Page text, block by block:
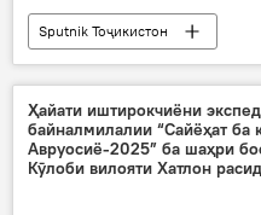
Sputnik Тоҷикистон
Ҳайати иштирокчиёни
байналмилалии “Сайёҳат ба
Авруосиё-2025” ба шаҳри
Кӯлоби вилояти Хатлон